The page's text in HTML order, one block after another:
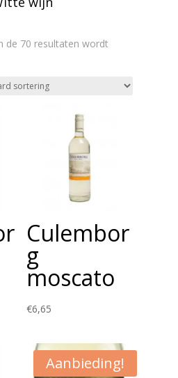
de 70 resultaten wordt
Culembor
g
moscato
€6,65
Aanbieding!